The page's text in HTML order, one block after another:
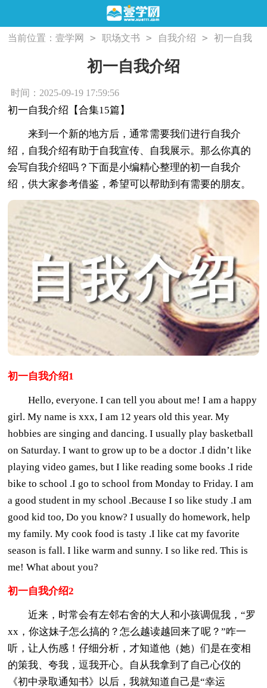
当前位置：壹学网 > 职场文书 > 自我介绍 >
初一自我
初一自我介绍
时间：2025-09-19 17:59:56
初一自我介绍【合集15篇】
来到一个新的地方后，通常需要我们进行自我介
绍，自我介绍有助于自我宣传、自我展示。那么你真的
会写自我介绍吗？下面是小编精心整理的初一自我介
绍，供大家参考借鉴，希望可以帮助到有需要的朋友。
初一自我介绍1
Hello, everyone. I can tell you about me! I am a happy
girl. My name is xxx, I am 12 years old this year. My
hobbies are singing and dancing. I usually play basketball
on Saturday. I want to grow up to be a doctor .I didn’t like
playing video games, but I like reading some books .I ride
bike to school .I go to school from Monday to Friday. I am
a good student in my school .Because I so like study .I am
good kid too, Do you know? I usually do homework, help
my family. My cook food is tasty .I like cat my favorite
season is fall. I like warm and sunny. I so like red. This is
me! What about you?
初一自我介绍2
近来，时常会有左邻右舍的大人和小孩调侃我，“罗
xx，你这妹子怎么搞的？怎么越读越回来了呢？”咋一
听，让人伤感！仔细分析，才知道他（她）们是在变相
的策我、夸我，逗我开心。自从我拿到了自己心仪的
《初中录取通知书》以后，我就知道自己是“幸运